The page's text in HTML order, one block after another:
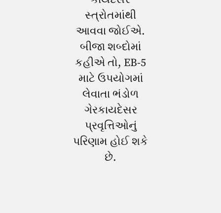
સ્ત્રોતમાંથી
આવવા જોઈએ.
બીજા શબ્દોમાં
કહીએ તો, EB-5
માટે ઉપયોગમાં
લેવાતા ભંડોળ
ગેરકાયદેસર
પ્રવૃત્તિઓનું
પરિણામ હોઈ શકે
છે.